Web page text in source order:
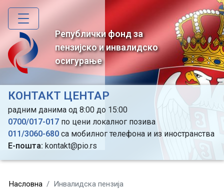
Skip
main
content
Републички фонд за
пензијско и инвалидско
осигурање
КОНТАКТ ЦЕНТАР
радним данима од 8:00 до 15:00
0700/017-017 по цени локалног позива
011/3060-680 са мобилног телефона и из иностранства
Е-пошта: kontakt@pio.rs
Насловна Инвалидска пензија